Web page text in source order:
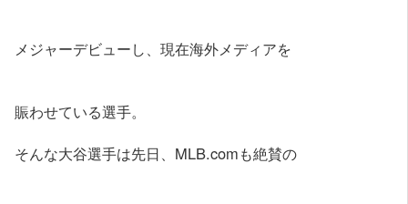
メジャーデビューし、現在海外メディアを
賑わせている選手。
そんな大谷選手は先日、MLB.comも絶賛の